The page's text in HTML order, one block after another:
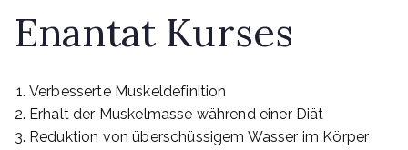
Enantat Kurses
Verbesserte Muskeldefinition
Erhalt der Muskelmasse während einer Diät
Reduktion von überschüssigem Wasser im Körper